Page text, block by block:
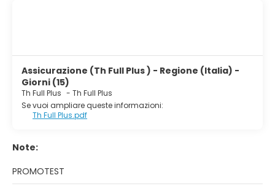
Assicurazione (Th Full Plus ) - Regione (Italia) -
Giorni (15)
Th Full Plus - Th Full Plus
Se vuoi ampliare queste informazioni:
Th Full Plus.pdf
Note:
PROMOTEST